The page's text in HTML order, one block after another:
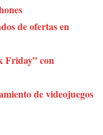
de ofertas en
Friday” con
de videojuegos